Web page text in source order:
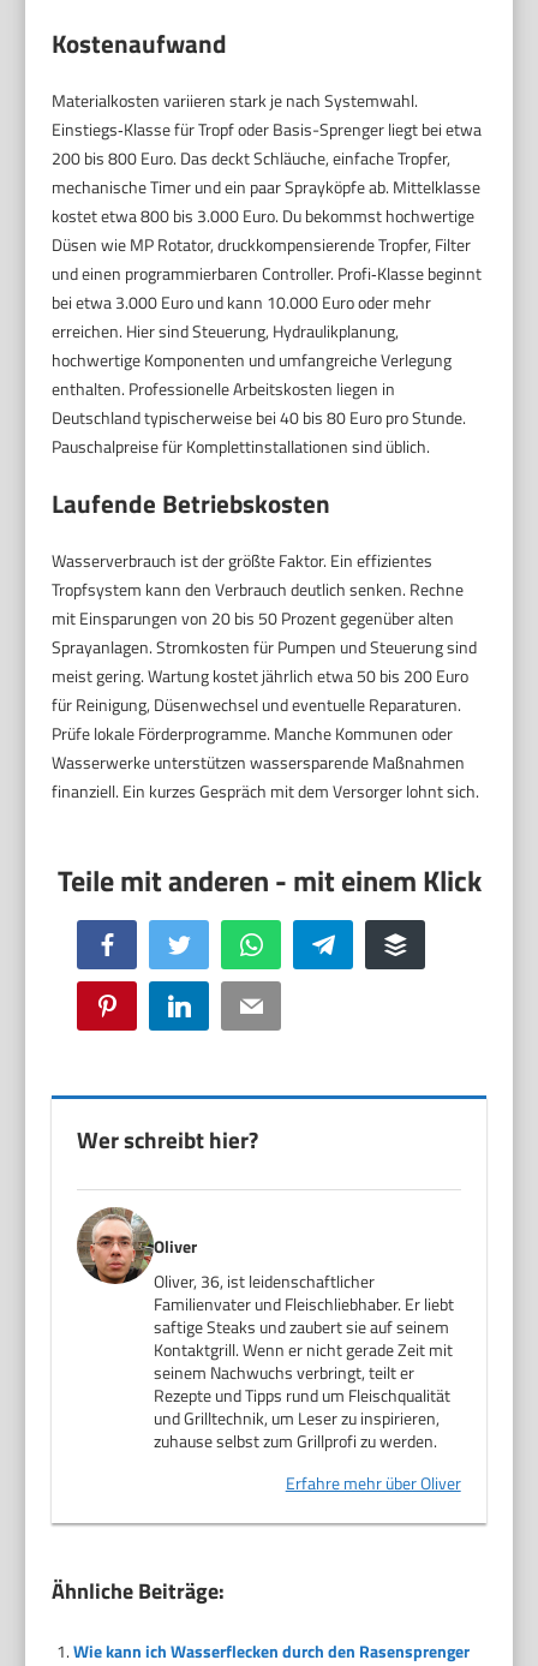
Kostenaufwand
Materialkosten variieren stark je nach Systemwahl.
Einstiegs‑Klasse für Tropf oder Basis-Sprenger liegt bei etwa
200 bis 800 Euro. Das deckt Schläuche, einfache Tropfer,
mechanische Timer und ein paar Sprayköpfe ab. Mittelklasse
kostet etwa 800 bis 3.000 Euro. Du bekommst hochwertige
Düsen wie MP Rotator, druckkompensierende Tropfer, Filter
und einen programmierbaren Controller. Profi‑Klasse beginnt
bei etwa 3.000 Euro und kann 10.000 Euro oder mehr
erreichen. Hier sind Steuerung, Hydraulikplanung,
hochwertige Komponenten und umfangreiche Verlegung
enthalten. Professionelle Arbeitskosten liegen in
Deutschland typischerweise bei 40 bis 80 Euro pro Stunde.
Pauschalpreise für Komplettinstallationen sind üblich.
Laufende Betriebskosten
Wasserverbrauch ist der größte Faktor. Ein effizientes
Tropfsystem kann den Verbrauch deutlich senken. Rechne
mit Einsparungen von 20 bis 50 Prozent gegenüber alten
Sprayanlagen. Stromkosten für Pumpen und Steuerung sind
meist gering. Wartung kostet jährlich etwa 50 bis 200 Euro
für Reinigung, Düsenwechsel und eventuelle Reparaturen.
Prüfe lokale Förderprogramme. Manche Kommunen oder
Wasserwerke unterstützen wassersparende Maßnahmen
finanziell. Ein kurzes Gespräch mit dem Versorger lohnt sich.
Facebook Twitter WhatsApp Telegram Buffer
Pinterest LinkedIn Email
Wer schreibt hier?
Oliver
Oliver, 36, ist leidenschaftlicher
Familienvater und Fleischliebhaber. Er liebt
saftige Steaks und zaubert sie auf seinem
Kontaktgrill. Wenn er nicht gerade Zeit mit
seinem Nachwuchs verbringt, teilt er
Rezepte und Tipps rund um Fleischqualität
und Grilltechnik, um Leser zu inspirieren,
zuhause selbst zum Grillprofi zu werden.
Erfahre mehr über Oliver
Ähnliche Beiträge:
Wie kann ich Wasserflecken durch den Rasensprenger